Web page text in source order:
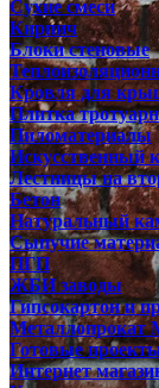
Сухие смеси
Кирпич
Блоки стеновые
Кровля для
Плитка
Пиломатериалы
Искусственный
Лестницы на
Бетон
Натуральный
Сыпучие
ПГП
ЖБИ заводы
Гипсокартон и
Металлопрокат
Готовые
Интернет